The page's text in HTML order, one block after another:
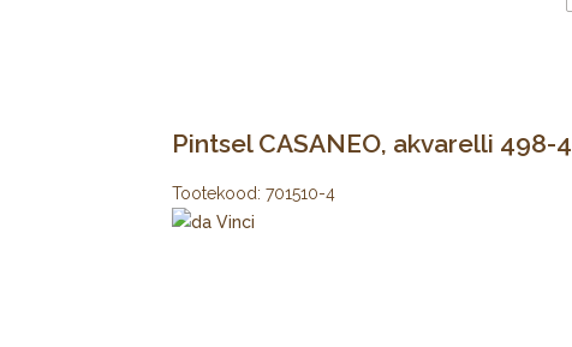
Pintsel CASANEO, akvarelli 498-4
Tootekood: 701510-4